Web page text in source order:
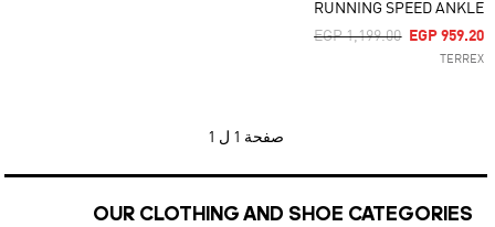
RUNNING SPEED ANKLE
Price Reduced From
EGP 1,199.00ToEGP 959.20
TERREX
صفحة 1 ل 1
OUR CLOTHING AND SHOE CATEGORIES